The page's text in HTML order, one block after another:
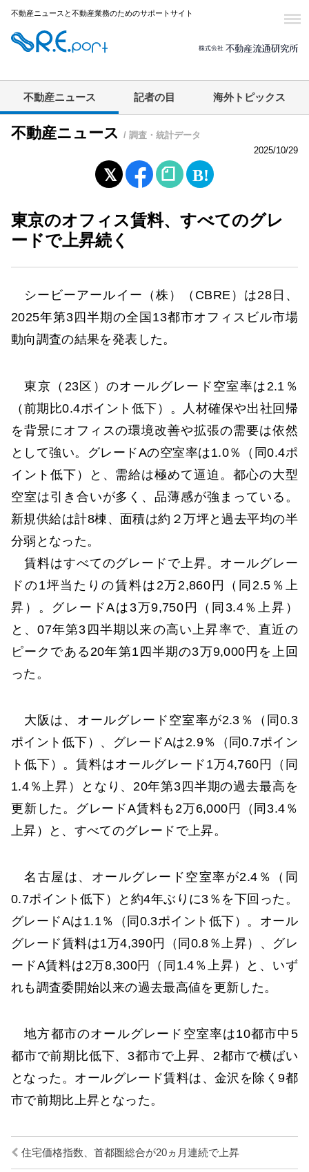
不動産ニュースと不動産業務のためのサポートサイト
不動産ニュース 記者の目 海外トピックス
不動産ニュース / 調査・統計データ
2025/10/29
東京のオフィス賃料、すべてのグレ
ードで上昇続く
シービーアールイー（株）（CBRE）は28日、
2025年第3四半期の全国13都市オフィスビル市場
動向調査の結果を発表した。
東京（23区）のオールグレード空室率は2.1％
（前期比0.4ポイント低下）。人材確保や出社回帰
を背景にオフィスの環境改善や拡張の需要は依然
として強い。グレードAの空室率は1.0％（同0.4ポ
イント低下）と、需給は極めて逼迫。都心の大型
空室は引き合いが多く、品薄感が強まっている。
新規供給は計8棟、面積は約２万坪と過去平均の半
分弱となった。
賃料はすべてのグレードで上昇。オールグレー
ドの1坪当たりの賃料は2万2,860円（同2.5％上
昇）。グレードAは3万9,750円（同3.4％上昇）
と、07年第3四半期以来の高い上昇率で、直近の
ピークである20年第1四半期の3万9,000円を上回
った。
大阪は、オールグレード空室率が2.3％（同0.3
ポイント低下）、グレードAは2.9％（同0.7ポイン
ト低下）。賃料はオールグレード1万4,760円（同
1.4％上昇）となり、20年第3四半期の過去最高を
更新した。グレードA賃料も2万6,000円（同3.4％
上昇）と、すべてのグレードで上昇。
名古屋は、オールグレード空室率が2.4％（同
0.7ポイント低下）と約4年ぶりに3％を下回った。
グレードAは1.1％（同0.3ポイント低下）。オール
グレード賃料は1万4,390円（同0.8％上昇）、グレ
ードA賃料は2万8,300円（同1.4％上昇）と、いず
れも調査委開始以来の過去最高値を更新した。
地方都市のオールグレード空室率は10都市中5
都市で前期比低下、3都市で上昇、2都市で横ばい
となった。オールグレード賃料は、金沢を除く9都
市で前期比上昇となった。
住宅価格指数、首都圏総合が20ヵ月連続で上昇